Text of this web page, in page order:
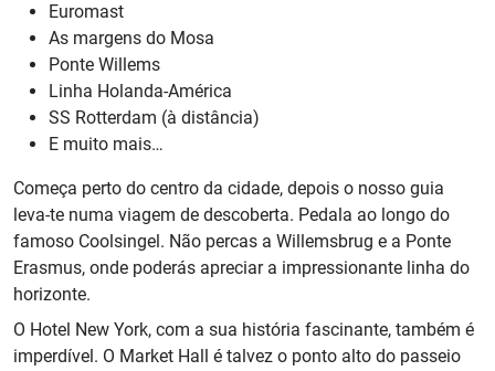
Euromast
As margens do Mosa
Ponte Willems
Linha Holanda-América
SS Rotterdam (à distância)
E muito mais…
Começa perto do centro da cidade, depois o nosso guia
leva-te numa viagem de descoberta. Pedala ao longo do
famoso Coolsingel. Não percas a Willemsbrug e a Ponte
Erasmus, onde poderás apreciar a impressionante linha do
horizonte.
O Hotel New York, com a sua história fascinante, também é
imperdível. O Market Hall é talvez o ponto alto do passeio